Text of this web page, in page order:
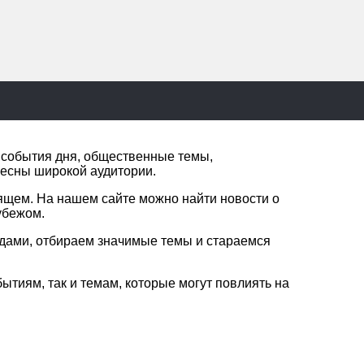
дня, общественные темы,
широкой аудитории.
На нашем сайте можно найти новости о
отбираем значимые темы и стараемся
так и темам, которые могут повлиять на